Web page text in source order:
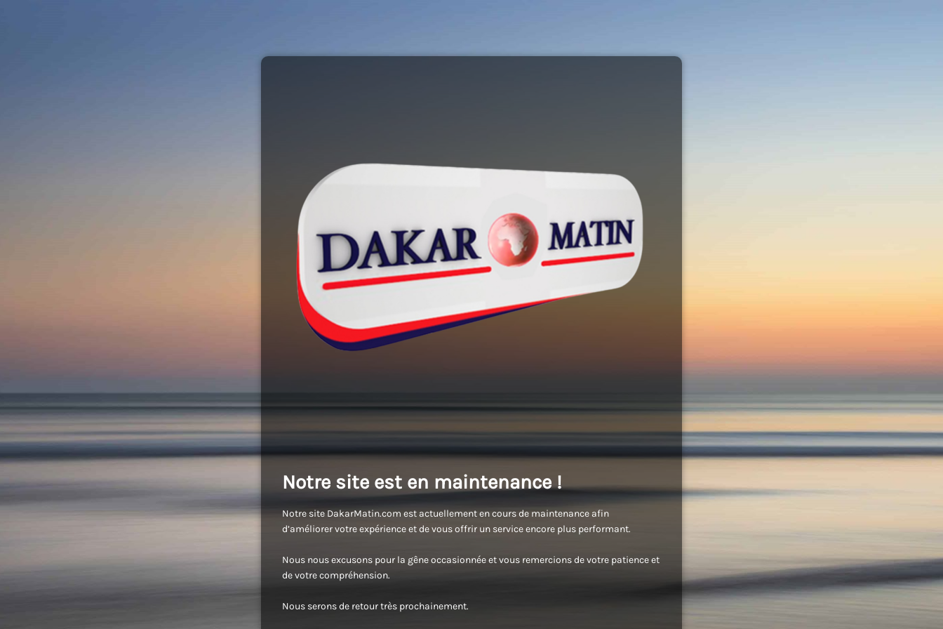
Notre site est en maintenance !
Notre site DakarMatin.com est actuellement en cours de maintenance afin
d’améliorer votre expérience et de vous offrir un service encore plus performant.
Nous nous excusons pour la gêne occasionnée et vous remercions de votre patience et
de votre compréhension.
Nous serons de retour très prochainement.